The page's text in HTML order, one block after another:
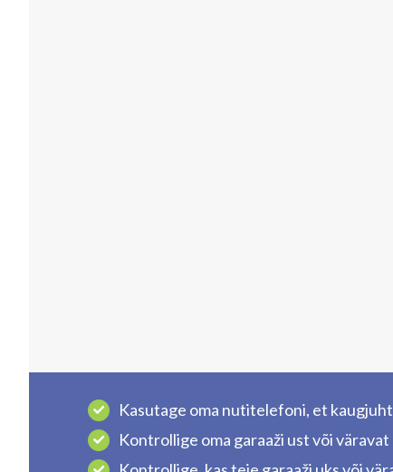
Kasutage oma nutitelefoni, et
Kontrollige oma garaaži ust või väravat